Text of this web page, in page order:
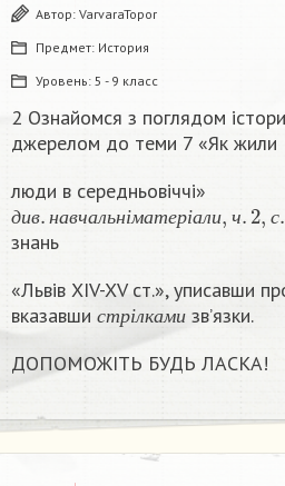
Автор: VarvaraTopor
Предмет: История
Уровень: 5 - 9 класс
2 Ознайомся з поглядом
джерелом до теми 7 «Як жили
люди в середньовіччі»
д и в нав чальн іматер іал и ч с
див.н авчальніматеріал ,с
знань
«Львів XIV-XV ст.», уписавши
вказавши
с т р іл кам и
стр лкам и зв’язки.
ДОПОМОЖІТЬ БУДЬ ЛАСКА!